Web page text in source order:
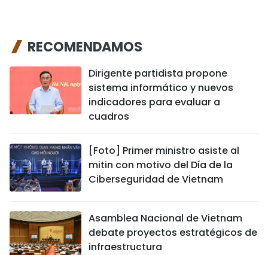
RECOMENDAMOS
Dirigente partidista propone
sistema informático y nuevos
indicadores para evaluar a
cuadros
[Foto] Primer ministro asiste al
mitin con motivo del Día de la
Ciberseguridad de Vietnam
Asamblea Nacional de Vietnam
debate proyectos estratégicos de
infraestructura